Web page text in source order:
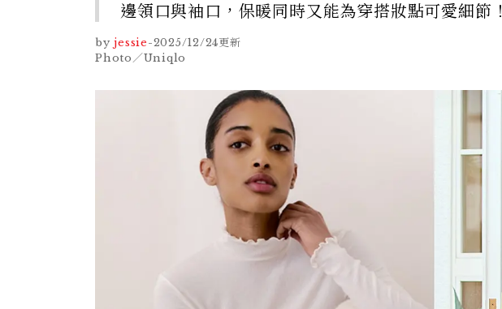
邊領口與袖口，保暖同時又能為穿搭妝點可愛細節！
by jessie-2025/12/24更新
Photo／Uniqlo